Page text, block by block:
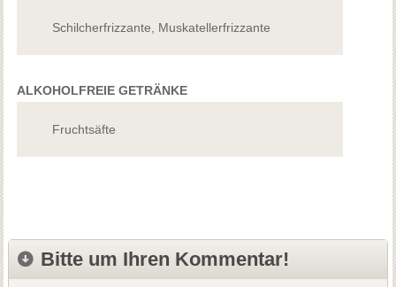
Schilcherfrizzante, Muskatellerfrizzante
ALKOHOLFREIE GETRÄNKE
Fruchtsäfte
Bitte um Ihren Kommentar!